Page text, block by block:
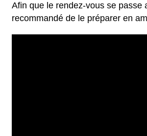
Afin que le rendez-vous se passe
recommandé de le préparer en